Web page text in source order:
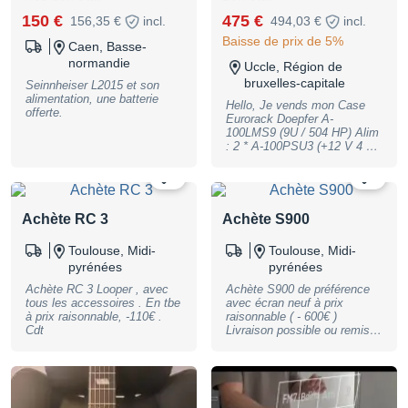
150 € 156,35 €
incl.
Caen, Basse-
normandie
Seinnheiser L2015 et son
alimentation, une batterie
offerte.
475 € 494,03 €
incl.
Baisse de prix de 5%
Uccle, Région de
bruxelles-capitale
Hello, Je vends mon Case
Eurorack Doepfer A-
100LMS9 (9U / 504 HP) Alim
: 2 * A-100PSU3 (+12 V 4 A /
: acheté en bois brut, teinté
protégé à l'huile de lin par
moi-même. Extérieur
uniquement, intérieur laissé
brut d'origine. Poignées
latérales boulonnées
ajoutées. Traces d'usage
normales. Alimentations
jamais ouvertes, câblage
d'usine intact. Testé en
fonctionnement : les deux
correctement, les LED des
trois rails (+12 / −12 / +5)
sont actives sur les six bus
Achète RC 3
Toulouse, Midi-
pyrénées
Achète RC 3 Looper , avec
tous les accessoires . En tbe
à prix raisonnable, -110€ .
Cdt
Achète S900
Toulouse, Midi-
pyrénées
Achète S900 de préférence
avec écran neuf à prix
raisonnable ( - 600€ )
Livraison possible ou remise